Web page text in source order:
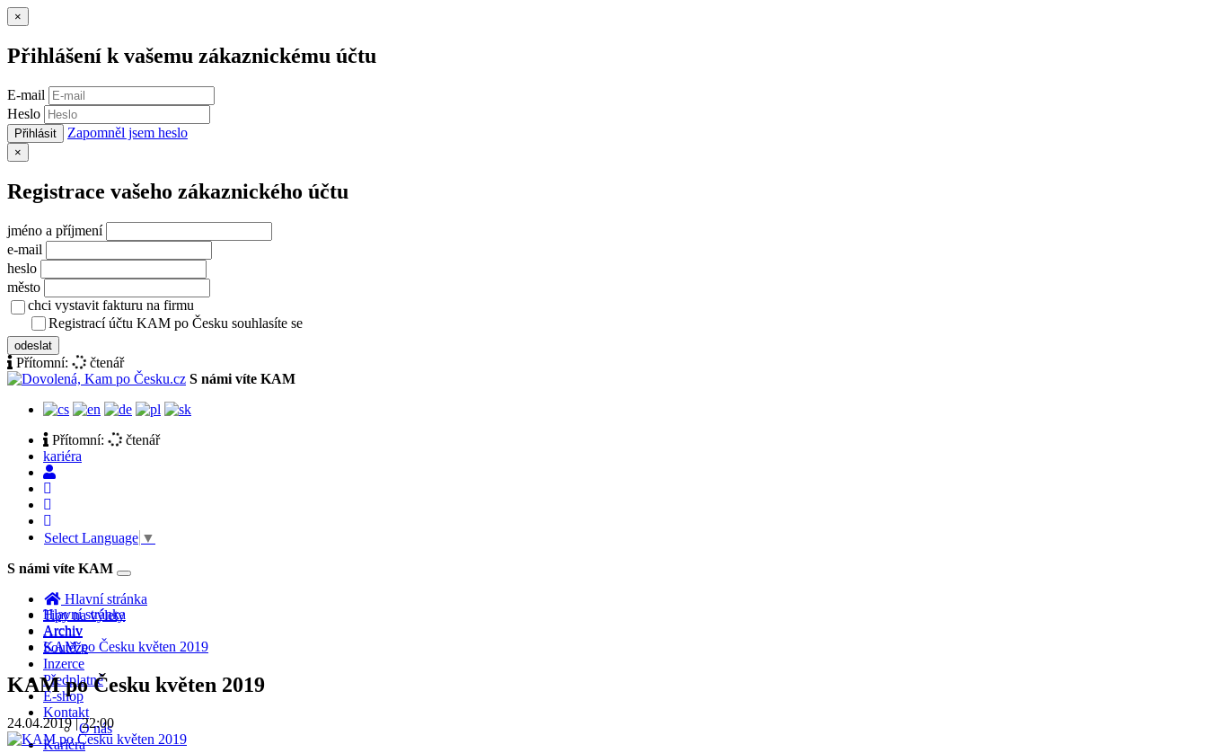
×
Přihlášení k vašemu zákaznickému účtu
E-mail
Heslo
Přihlásit Zapomněl jsem heslo
×
Registrace vašeho zákaznického účtu
jméno a příjmení
e-mail
heslo
město
chci vystavit fakturu na firmu
Registrací účtu KAM po Česku souhlasíte se
odeslat
Přítomní:
čtenář
S námi víte KAM
Přítomní:
čtenář
kariéra
Select Language ▼
S námi víte KAM
Toggle
navigation
Hlavní stránka
Tipy na výlety
Archiv
Soutěže
Inzerce
Předplatné
E-shop
Kontakt
O nás
Kariéra
Hlavní stránka
Archiv
KAM po Česku květen 2019
KAM po Česku květen 2019
24.04.2019 | 22:00